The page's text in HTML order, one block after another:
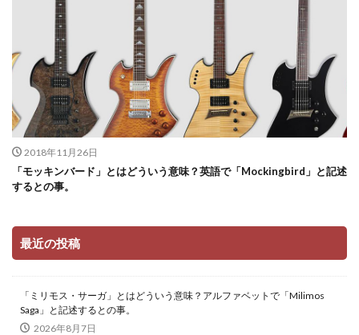
2018年11月26日
「モッキンバード」とはどういう意味？英語で「Mockingbird」と記述
するとの事。
最近の投稿
「ミリモス・サーガ」とはどういう意味？アルファベットで「Milimos
Saga」と記述するとの事。
2026年8月7日